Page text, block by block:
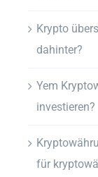
Krypto
dahinter?
Yem
investieren?
für